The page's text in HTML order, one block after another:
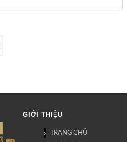
GIỚI THIỆU
TRANG CHỦ